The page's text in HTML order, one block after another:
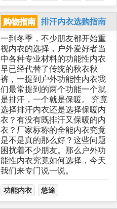
购物指南
排汗内衣选购指南
一到冬季，不少朋友都开始重
视内衣的选择，户外爱好者当
中各种专业材料的功能性内衣
早已经代替了传统的秋衣秋
裤，一提到户外功能性内衣我
们最常提到的两个功能一个就
是排汗，一个就是保暖。 究竟
选择排汗内衣还是选择保暖内
衣？有没有既排汗又保暖的内
衣？厂家标称的全能内衣究竟
是不是真的那么好？这些问题
困扰着不少朋友。那么户外功
能性内衣究竟如何选择，今天
我们来专门说一说。
功能内衣 悠途